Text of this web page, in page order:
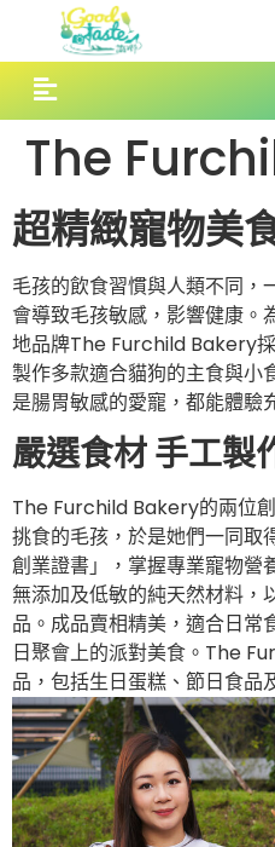
The
超精緻寵物美
毛孩的飲食習慣與人類不同，
會導致毛孩敏感，影響健康。
地品牌The Furchild Bakery
製作多款適合貓狗的主食與小
是腸胃敏感的愛寵，都能體驗
嚴選食材 手工製
The Furchild Bakery的兩位
挑食的毛孩，於是她們一同取
創業證書」，掌握專業寵物營
無添加及低敏的純天然材料，
品。成品賣相精美，適合日常
日聚會上的派對美食。The
品，包括生日蛋糕、節日食品